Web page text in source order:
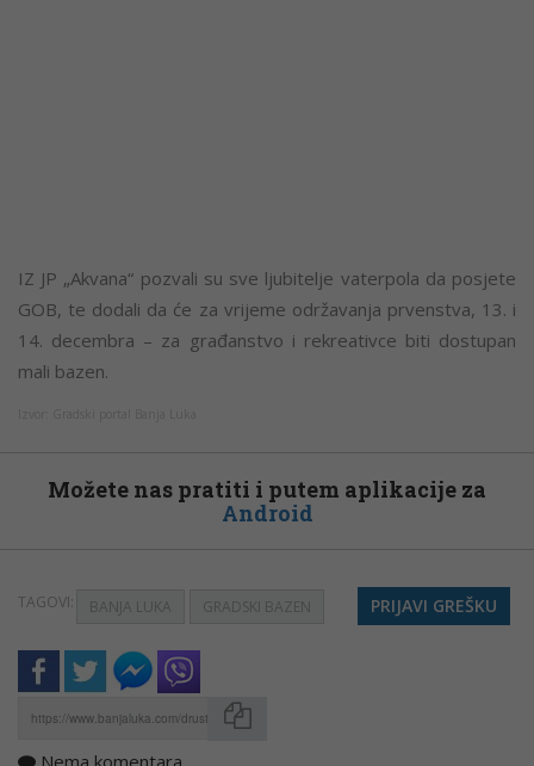
IZ JP „Akvana“ pozvali su sve ljubitelje vaterpola da posjete
GOB, te dodali da će za vrijeme održavanja prvenstva, 13. i
14. decembra – za građanstvo i rekreativce biti dostupan
mali bazen.
Možete nas pratiti i putem aplikacije za
Android
TAGOVI: BANJA LUKA GRADSKI BAZEN PRIJAVI GREŠKU